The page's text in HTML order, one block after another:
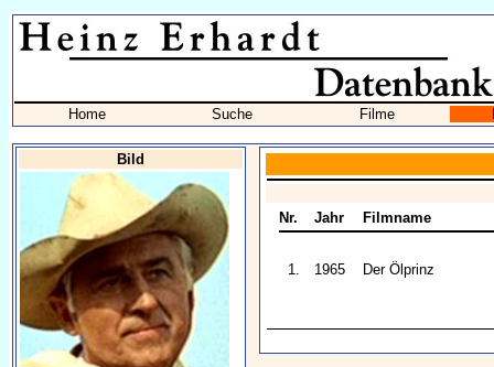
Home Suche Filme
Bild
Nr. Jahr Filmname
1. 1965 Der Ölprinz